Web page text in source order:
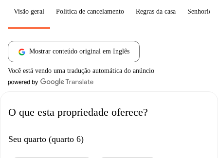
Visão geral Política de cancelamento Regras da casa Senhorio
Mostrar conteúdo original em Inglês
Você está vendo uma tradução automática do anúncio
O que esta propriedade oferece?
Seu quarto (quarto 6)